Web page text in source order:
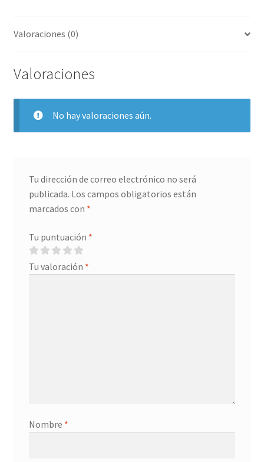
Valoraciones (0)
Valoraciones
No hay valoraciones aún.
Tu dirección de correo electrónico no será
publicada. Los campos obligatorios están
marcados con *
Tu puntuación *
Tu valoración *
Nombre *